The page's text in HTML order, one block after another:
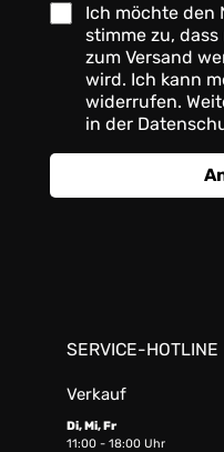
Ich möchte den
stimme zu,
zum Versand
wird. Ich kann
widerrufen.
in der
SERVICE-HOTLINE
Verkauf
Di, Mi, Fr
11:00 - 18:00 Uhr